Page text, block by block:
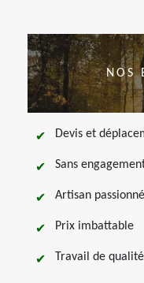
NOS
Devis et
Sans
Artisan passionné
Prix imbattable
Travail de qualité